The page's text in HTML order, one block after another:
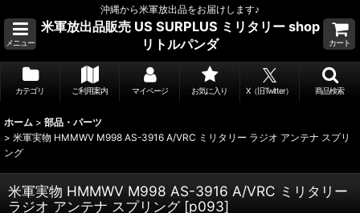
沖縄から米軍放出品をお届けします♪
メニュー
米軍放出品販売 US SURPLUS ミリタリー shop
リトルパンダ
カート
カテゴリ ご利用案内 マイページ お気に入り X（旧Twitter） 商品検索
ホーム > 部品・パーツ
> 米軍実物 HMMWV M998 AS-3916 A/VRC ミリタリー ラジオ アンテナ スプリ
ング
米軍実物 HMMWV M998 AS-3916 A/VRC ミリタリー
ラジオ アンテナ スプリング [p093]